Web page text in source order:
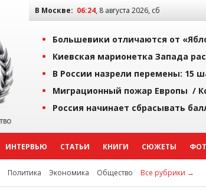
В Москве: 06:24, 8 августа 2026, сб
Большевики отличаются от
Киевская марионетка Запада
В России назрели перемены: 15
Миграционный пожар Европы /
Россия начинает сбрасывать
ИНТЕРВЬЮ СТАТЬИ КНИГИ СЮЖЕТЫ
Политика Экономика Общество Все рубрики →